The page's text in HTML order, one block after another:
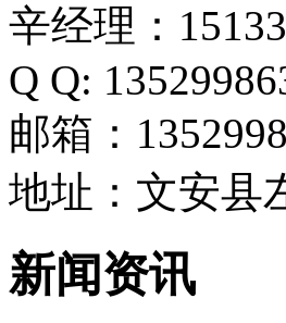
辛经理：
Q Q:
邮箱：
地址：文安县
新闻资讯